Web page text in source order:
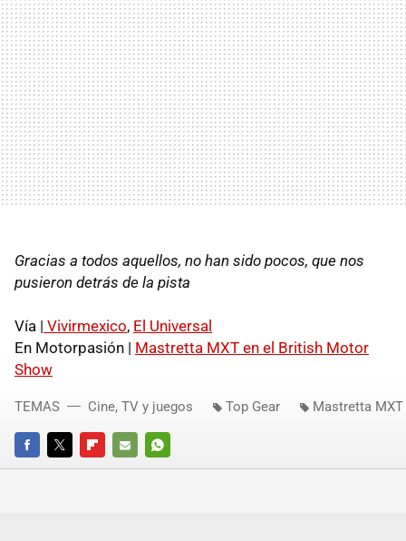
Gracias a todos aquellos, no han sido pocos, que nos
pusieron detrás de la pista
Vía | Vivirmexico, El Universal
En Motorpasión | Mastretta MXT en el British Motor
Show
FACEBOOKTWITTERFLIPBOARD
E-
WHATSAPP
TEMAS Cine, TV y juegos Top Gear Mastretta MXT